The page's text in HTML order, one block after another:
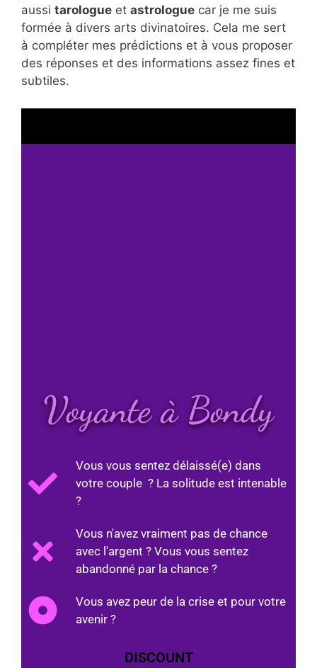
aussi tarologue et astrologue car je me suis
formée à divers arts divinatoires. Cela me sert
à compléter mes prédictions et à vous proposer
des réponses et des informations assez fines et
subtiles.
Voyante à Bondy
Vous vous sentez délaissé(e) dans
votre couple ? La solitude est intenable
?
Vous n'avez vraiment pas de chance
avec l'argent ? Vous vous sentez
abandonné par la chance ?
Vous avez peur de la crise et pour votre
avenir ?
DISCOUNT